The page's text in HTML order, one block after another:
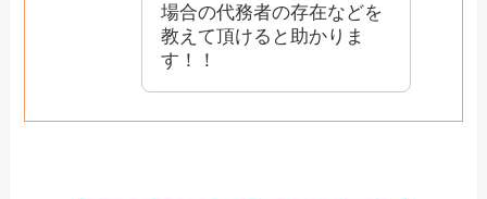
場合の代務者の存在などを
教えて頂けると助かりま
す！！